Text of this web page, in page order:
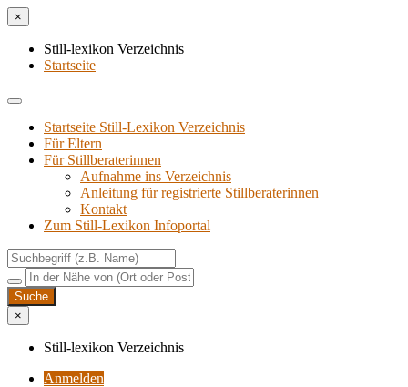
×
Still-lexikon Verzeichnis
Startseite
Startseite Still-Lexikon Verzeichnis
Für Eltern
Für Stillberaterinnen
Aufnahme ins Verzeichnis
Anlei­tung für regis­trier­te Stillberaterinnen
Kon­takt
Zum Still-Lexikon Infoportal
×
Still-lexikon Verzeichnis
Anmelden